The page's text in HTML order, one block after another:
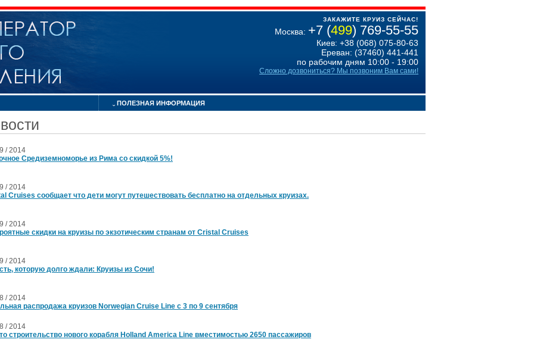
ЗАКАЖИТЕ КРУИЗ СЕЙЧАС!
Москва: +7 (499) 769-55-55
Киев: +38 (068) 075-80-63
Ереван: (37460) 441-441
по рабочим дням 10:00 - 19:00
Сложно дозвониться? Мы позвоним Вам сами!
ПОЛЕЗНАЯ ИНФОРМАЦИЯ
/ 2014
Cредиземноморье из Рима со скидкой 5%!
/ 2014
Cruises сообщает что дети могут путешествовать бесплатно на отдельных круизах.
/ 2014
скидки на круизы по экзотическим странам от Cristal Cruises
/ 2014
которую долго ждали: Круизы из Сочи!
/ 2014
распродажа круизов Norwegian Cruise Line c 3 по 9 сентября
/ 2014
строительство нового корабля Holland America Line вместимостью 2650 пассажиров